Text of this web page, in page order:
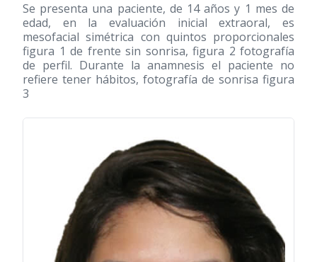
Se presenta una paciente, de 14 años y 1 mes de
edad, en la evaluación inicial extraoral, es
mesofacial simétrica con quintos proporcionales
figura 1 de frente sin sonrisa, figura 2 fotografía
de perfil. Durante la anamnesis el paciente no
refiere tener hábitos, fotografía de sonrisa figura
3